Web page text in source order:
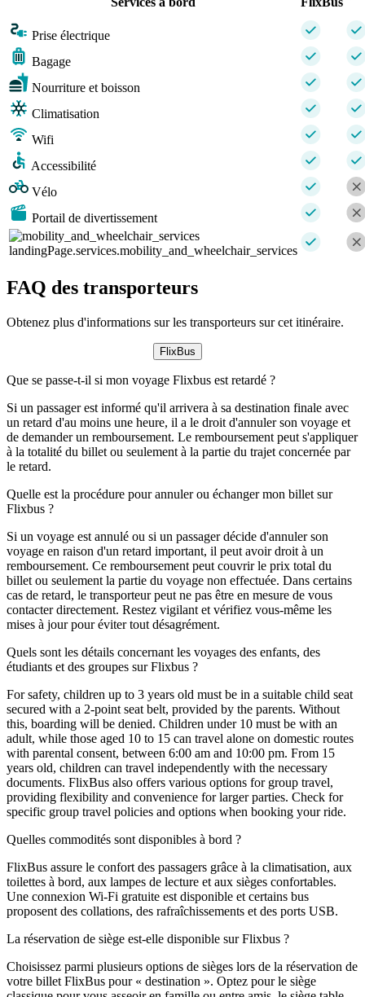
Prise électrique
Bagage
Nourriture et boisson
Climatisation
Wifi
Accessibilité
Vélo
Portail de divertissement
landingPage.services.mobility_and_wheelchair_services
FAQ des transporteurs
Obtenez plus d'informations sur les transporteurs sur cet itinéraire.
FlixBus
Que se passe-t-il si mon voyage Flixbus est retardé ?
Si un passager est informé qu'il arrivera à sa destination finale avec
un retard d'au moins une heure, il a le droit d'annuler son voyage et
de demander un remboursement. Le remboursement peut s'appliquer
à la totalité du billet ou seulement à la partie du trajet concernée par
le retard.
Quelle est la procédure pour annuler ou échanger mon billet sur
Flixbus ?
Si un voyage est annulé ou si un passager décide d'annuler son
voyage en raison d'un retard important, il peut avoir droit à un
remboursement. Ce remboursement peut couvrir le prix total du
billet ou seulement la partie du voyage non effectuée. Dans certains
cas de retard, le transporteur peut ne pas être en mesure de vous
contacter directement. Restez vigilant et vérifiez vous-même les
mises à jour pour éviter tout désagrément.
Quels sont les détails concernant les voyages des enfants, des
étudiants et des groupes sur Flixbus ?
For safety, children up to 3 years old must be in a suitable child seat
secured with a 2-point seat belt, provided by the parents. Without
this, boarding will be denied. Children under 10 must be with an
adult, while those aged 10 to 15 can travel alone on domestic routes
with parental consent, between 6:00 am and 10:00 pm. From 15
years old, children can travel independently with the necessary
documents. FlixBus also offers various options for group travel,
providing flexibility and convenience for larger parties. Check for
specific group travel policies and options when booking your ride.
Quelles commodités sont disponibles à bord ?
FlixBus assure le confort des passagers grâce à la climatisation, aux
toilettes à bord, aux lampes de lecture et aux sièges confortables.
Une connexion Wi-Fi gratuite est disponible et certains bus
proposent des collations, des rafraîchissements et des ports USB.
La réservation de siège est-elle disponible sur Flixbus ?
Choisissez parmi plusieurs options de sièges lors de la réservation de
votre billet FlixBus pour « destination ». Optez pour le siège